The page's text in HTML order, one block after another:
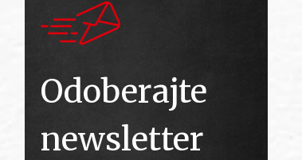
Odoberajte
newsletter